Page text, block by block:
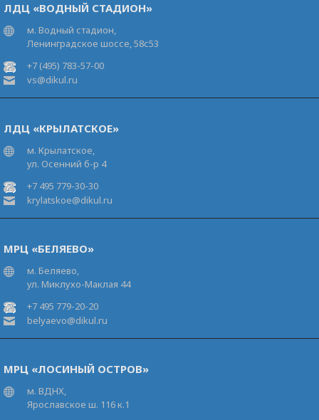
ЛДЦ «ВОДНЫЙ СТАДИОН»
м. Водный стадион,
Ленинградское шоссе, 58с53
+7 (495) 783-57-00
vs@dikul.ru
ЛДЦ «КРЫЛАТСКОЕ»
м. Крылатское,
ул. Осенний б-р 4
+7 495 779-30-30
krylatskoe@dikul.ru
МРЦ «БЕЛЯЕВО»
м. Беляево,
ул. Миклухо-Маклая 44
+7 495 779-20-20
belyaevo@dikul.ru
МРЦ «ЛОСИНЫЙ ОСТРОВ»
м. ВДНХ,
Ярославское ш. 116 к.1